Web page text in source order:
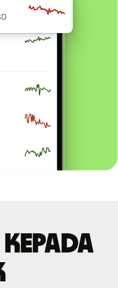
kepada